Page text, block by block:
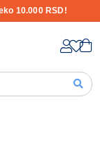
10.000 RSD!
Content